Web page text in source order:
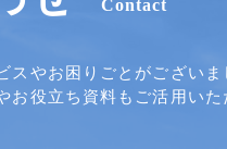
Contact
スやお困りごとがござい
お役立ち資料もご活用いた